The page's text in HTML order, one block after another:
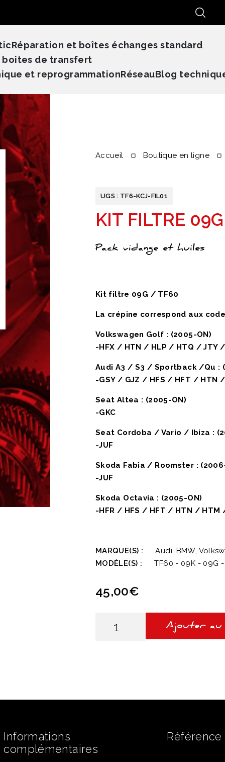
Réparation et boîtes échanges standard
boites de transfert
et reprogrammationRéseauBlog
Accueil Boutique en ligne
UGS : TF6-KCJ-FIL01
KIT FILTRE
Pack vidange et huiles
Kit filtre 09G / TF60
La crépine correspond aux
Volkswagen Golf : (2005-ON)
-HFX / HTN / HLP / HTQ / JTY
Audi A3 / S3 / Sportback /Qu :
-GSY / GJZ / HFS / HFT / HTN
Seat Altea : (2005-ON)
-GKC
Seat Cordoba / Vario / Ibiza :
-JUF
Skoda Fabia / Roomster :
-JUF
Skoda Octavia : (2005-ON)
-HFR / HFS / HFT / HTN / HTM
MARQUE(S) :
Audi, BMW,
MODÈLE(S) :
TF60 - 09K - 09G
45,00€
Ajouter au
Informations
complémentaires